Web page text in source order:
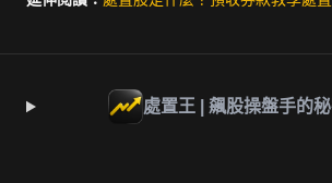
處置王 | 飆股操盤手的